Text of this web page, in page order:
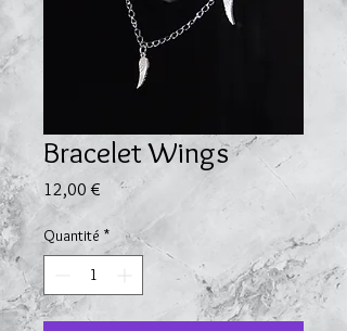
Bracelet Wings
12,00 € Prix
Quantité *